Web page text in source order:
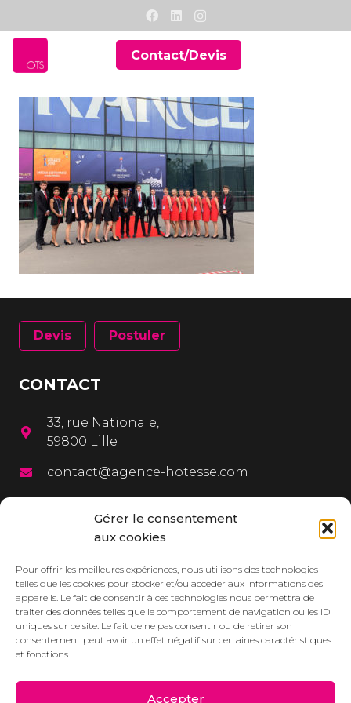
Gérer le consentement
aux cookies
Pour offrir les meilleures expériences, nous utilisons des technologies
telles que les cookies pour stocker et/ou accéder aux informations des
appareils. Le fait de consentir à ces technologies nous permettra de
traiter des données telles que le comportement de navigation ou les ID
uniques sur ce site. Le fait de ne pas consentir ou de retirer son
consentement peut avoir un effet négatif sur certaines caractéristiques
et fonctions.
Accepter
Contact/Devis
Devis Postuler
CONTACT
33, rue Nationale,
59800 Lille
contact@agence-hotesse.com
03 20 12 72 65
06 67 92 99 72
MENU
L’agence
Services
Dressbook
Réalisations